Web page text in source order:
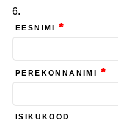
EESNIMI*
PEREKONNANIMI *
ISIKUKOOD